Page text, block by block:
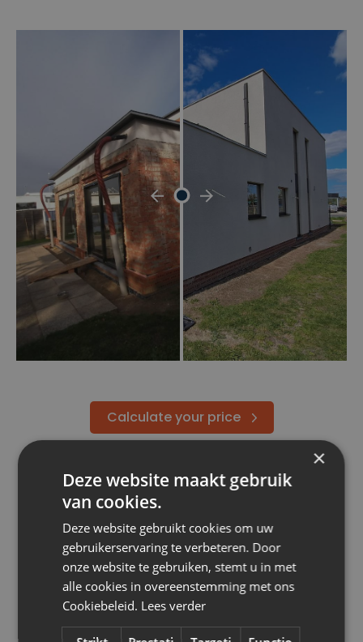
Calculate your price
OUR PROJECTS
Similar projects
×
Deze website maakt gebruik
van cookies.
Deze website gebruikt cookies om uw
gebruikerservaring te verbeteren. Door
onze website te gebruiken, stemt u in met
alle cookies in overeenstemming met ons
Cookiebeleid. Lees verder